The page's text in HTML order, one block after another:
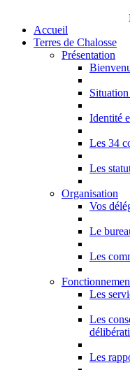
Accueil
Terres de Chalosse
Présentation
Situation
Identité
Les 34
Les
Organisation
Vos
Le
Les
Les
Les
Les